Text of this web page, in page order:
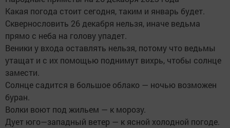
Какая погода стоит сегодня, таким и январь будет.
Сквернословить 26 декабря нельзя, иначе ведьма
прямо с неба на голову упадет.
Веники у входа оставлять нельзя, потому что ведьмы
утащат и с их помощью поднимут вихрь, чтобы солнце
замести.
Солнце садится в большое облако — ночью возможен
буран.
Волки воют под жильем — к морозу.
Дует юго—западный ветер — к ясной холодной погоде.